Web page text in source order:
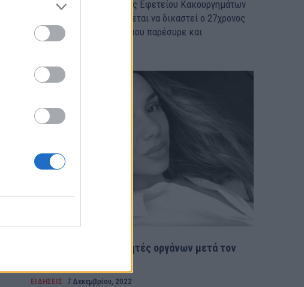
Στο εδώλιο του Τριμελούς Εφετείου Κακουργημάτων
Θεσσαλονίκης παραπέμπεται να δικαστεί ο 27χρονος
οδηγός του αυτοκινήτου που παρέσυρε και
εγκατέλειψε...
Έμμα: Χίλιοι νέοι δωρητές οργάνων μετά τον
ΕΙΔΗΣΕΙΣ 7 Δεκεμβρίου, 2022